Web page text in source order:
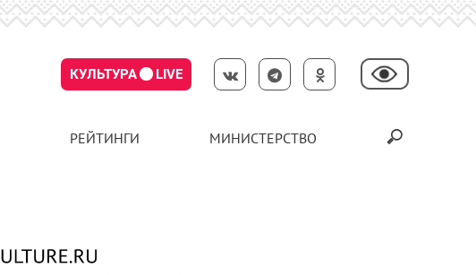
КУЛЬТУРА LIVE
РЕЙТИНГИ МИНИСТЕРСТВО